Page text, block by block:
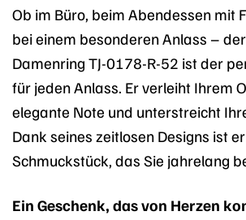
Ob im Büro, beim Abendessen mit
bei einem besonderen Anlass –
Damenring TJ-0178-R-52 ist der
für jeden Anlass. Er verleiht Ihrem
elegante Note und unterstreicht
Dank seines zeitlosen Designs ist
Schmuckstück, das Sie jahrelang
Ein Geschenk, das von Herzen